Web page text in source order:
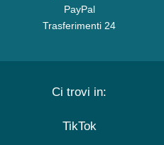
PayPal
Trasferimenti 24
Ci trovi in:
TikTok